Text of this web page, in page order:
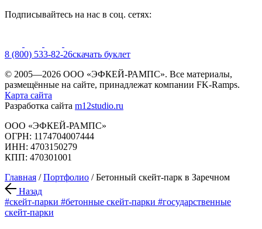
Подписывайтесь на нас в соц. сетях:
8 (800) 533-82-26cкачать буклет
© 2005—2026 ООО «ЭФКЕЙ-РАМПС». Все материалы,
размещённые на сайте, принадлежат компании FK-Ramps.
Карта сайта
Разработка сайта m12studio.ru
ООО «ЭФКЕЙ-РАМПС»
ОГРН: 1174704007444
ИНН: 4703150279
КПП: 470301001
Главная /Портфолио /Бетонный скейт-парк в Заречном
Назад
#скейт-парки #бетонные скейт-парки #государственные
скейт-парки